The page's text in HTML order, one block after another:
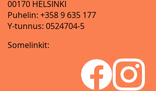
00170 HELSINKI
Puhelin: +358 9 635 177
Y-tunnus: 0524704-5
Somelinkit: